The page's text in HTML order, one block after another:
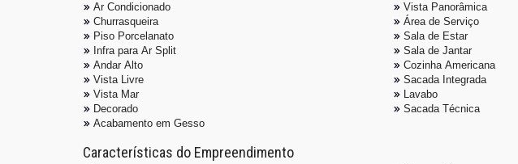
Ar Condicionado
Churrasqueira
Piso Porcelanato
Infra para Ar Split
Andar Alto
Vista Livre
Vista Mar
Decorado
Acabamento em Gesso
Vista Panorâmica
Área de Serviço
Sala de Estar
Sala de Jantar
Cozinha Americana
Sacada Integrada
Lavabo
Sacada Técnica
Características do Empreendimento